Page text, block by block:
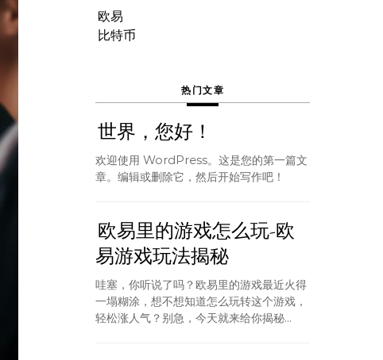
欧易
比特币
热门文章
世界，您好！
欢迎使用 WordPress。这是您的第一篇文
章。编辑或删除它，然后开始写作吧！
欧易里的游戏怎么玩-欧
易游戏玩法揭秘
哇塞，你听说了吗？欧易里的游戏最近火得
一塌糊涂，想不想知道怎么玩转这个游戏，
轻松涨人气？别急，今天就来给你揭秘...